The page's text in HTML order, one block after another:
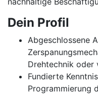
Dein Profil
Abgeschlossene
Drehtechnik oder
Fundierte
Programmierung